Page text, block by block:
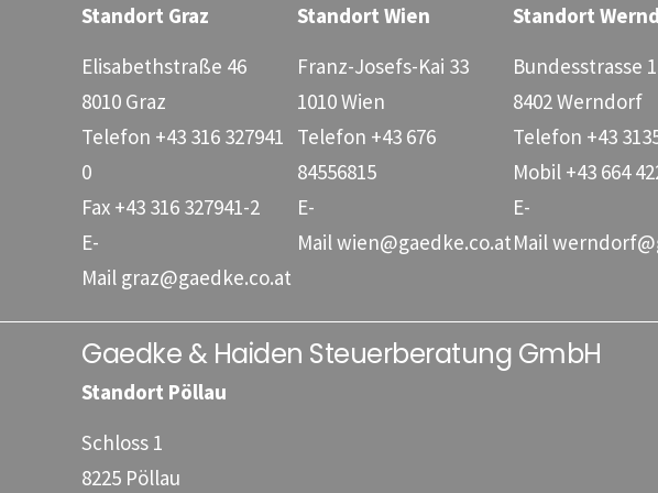
Standort Graz
Elisabethstraße 46
8010 Graz
Telefon +43 316 327941
0
Fax +43 316 327941-2
E-
Mail graz@gaedke.co.at
Standort Wien
Franz-Josefs-Kai 33
1010 Wien
Telefon +43 676
84556815
E-
Mailwien@gaedke.co.at
Standort
Bundesstrasse
8402 Werndorf
Telefon +43
Mobil +43 664
E-
Mail
Gaedke & Haiden Steuerberatung GmbH
Standort Pöllau
Schloss 1
8225 Pöllau